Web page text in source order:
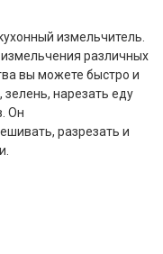
измельчитель.
различных
вы можете быстро и
нарезать еду
Он
разрезать и